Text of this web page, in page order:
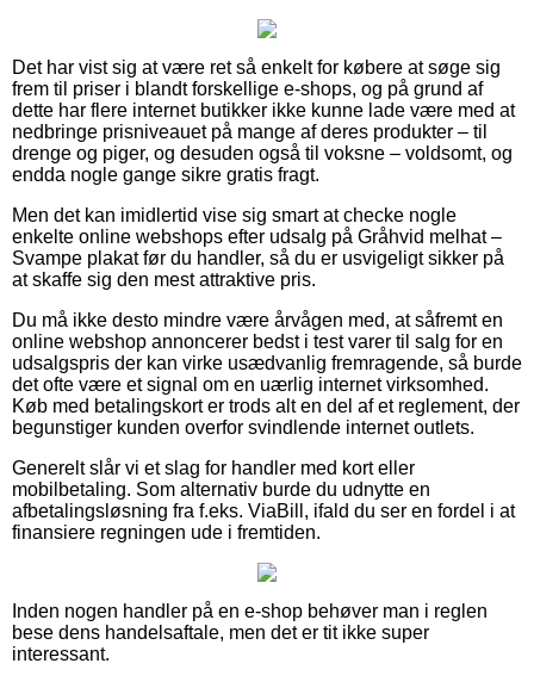
Det har vist sig at være ret så enkelt for købere at søge sig
frem til priser i blandt forskellige e-shops, og på grund af
dette har flere internet butikker ikke kunne lade være med at
nedbringe prisniveauet på mange af deres produkter – til
drenge og piger, og desuden også til voksne – voldsomt, og
endda nogle gange sikre gratis fragt.
Men det kan imidlertid vise sig smart at checke nogle
enkelte online webshops efter udsalg på Gråhvid melhat –
Svampe plakat før du handler, så du er usvigeligt sikker på
at skaffe sig den mest attraktive pris.
Du må ikke desto mindre være årvågen med, at såfremt en
online webshop annoncerer bedst i test varer til salg for en
udsalgspris der kan virke usædvanlig fremragende, så burde
det ofte være et signal om en uærlig internet virksomhed.
Køb med betalingskort er trods alt en del af et reglement, der
begunstiger kunden overfor svindlende internet outlets.
Generelt slår vi et slag for handler med kort eller
mobilbetaling. Som alternativ burde du udnytte en
afbetalingsløsning fra f.eks. ViaBill, ifald du ser en fordel i at
finansiere regningen ude i fremtiden.
Inden nogen handler på en e-shop behøver man i reglen
bese dens handelsaftale, men det er tit ikke super
interessant.